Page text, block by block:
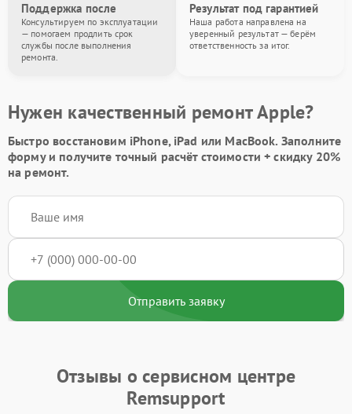
Поддержка после
Консультируем по эксплуатации
— помогаем продлить срок
службы после выполнения
ремонта.
Результат под гарантией
Наша работа направлена на
уверенный результат — берём
ответственность за итог.
Нужен качественный ремонт Apple?
Быстро восстановим iPhone, iPad или MacBook. Заполните
формуи получите точный расчёт стоимости +скидку 20%
на ремонт.
Отправить заявку
Отзывы о сервисном центре
Remsupport